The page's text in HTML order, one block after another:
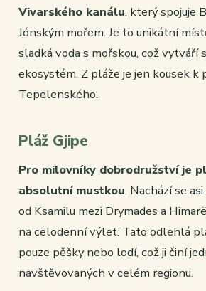
Vivarského kanálu, který spojuje
Jónským mořem. Je to unikátní
sladká voda s mořskou, což vytváří
ekosystém. Z pláže je jen kousek k
Tepelenského.
Pláž Gjipe
Pro milovníky dobrodružství je
absolutní mustkou. Nachází se
od Ksamilu mezi Drymades a
na celodenní výlet. Tato odlehlá
pouze pěšky nebo lodí, což ji činí
navštěvovaných v celém regionu.